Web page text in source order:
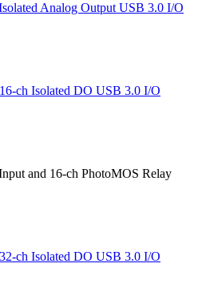
Analog Output USB 3.0 I/O
ch Isolated DO USB 3.0 I/O
and 16-ch PhotoMOS Relay
ch Isolated DO USB 3.0 I/O